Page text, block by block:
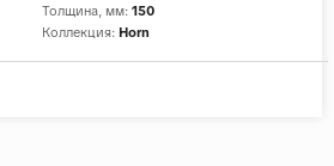
Толщина, мм: 150
Коллекция: Horn